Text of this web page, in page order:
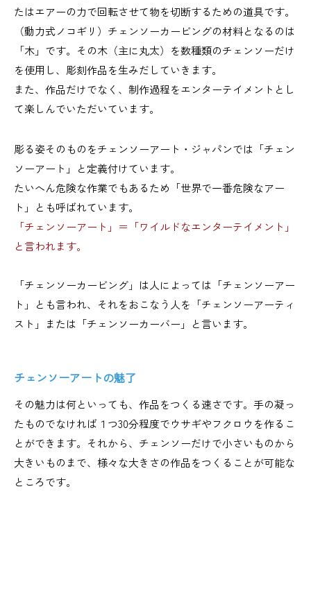
たはエアーの力で回転させて物を切断するための道具です。
（動力式ノコギリ）チェンソーカービングの材料となるのは
「木」です。その木（主に丸太）を数種類のチェンソーだけ
を使用し、彫刻作品を生みだしていきます。
また、作品だけでなく、制作過程をエンターテイメントとし
て楽しんでいただいています。
彫る姿そのものをチェンソーアート・ジャパンでは「チェン
ソーアート」と定義付けています。
たいへん危険な作業でもあるため「世界で一番危険なアー
ト」とも呼ばれています。
「チェンソーアート」＝「ワイルドなエンターテイメント」
と言われます。
「チェンソーカービング」は人によっては「チェンソーアー
ト」とも言われ、それをおこなう人を「チェンソーアーティ
スト」または「チェンソーカーバー」と言います。
チェンソーアートの魅了
その魅力は何といっても、作品をつくる速さです。手の凝っ
たものでなければ１つ30分程度でウサギやフクロウを作るこ
とができます。それから、チェンソーだけで小さいものから
大きいものまで、様々な大きさの作品をつくることが可能な
ところです。